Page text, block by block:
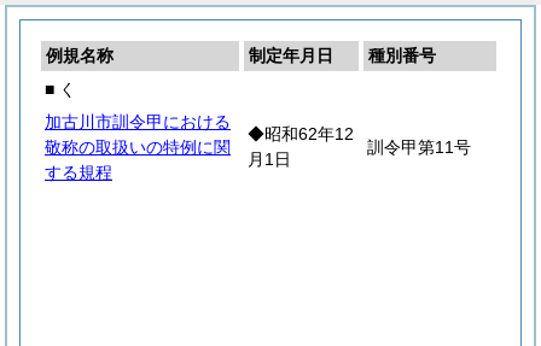
例規名称 制定年月日
種別番号
■ く
加古川市訓令甲における
敬称の取扱いの特例に関
する規程
◆昭和62年12
月1日
訓令甲第11号